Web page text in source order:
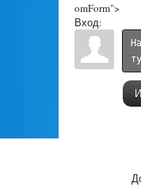
omForm">
Вход: